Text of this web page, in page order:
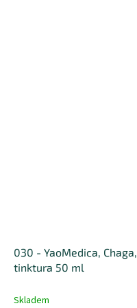
030 - YaoMedica, Chaga,
tinktura 50 ml
Skladem